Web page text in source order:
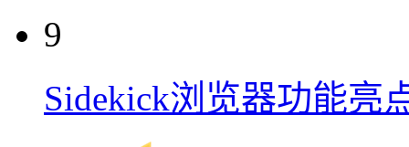
9
Sidekick浏览器功能亮